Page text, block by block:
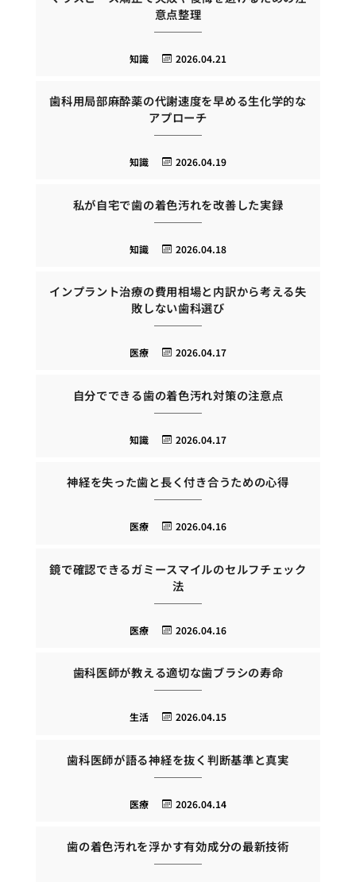
意点整理
2026.04.21
知識
歯科用局部麻酔薬の代謝速度を早める生化学的な
アプローチ
2026.04.19
知識
私が自宅で歯の着色汚れを改善した実録
2026.04.18
知識
インプラント治療の費用相場と内訳から考える失
敗しない歯科選び
2026.04.17
医療
自分でできる歯の着色汚れ対策の注意点
2026.04.17
知識
神経を失った歯と長く付き合うための心得
2026.04.16
医療
鏡で確認できるガミースマイルのセルフチェック
法
2026.04.16
医療
歯科医師が教える適切な歯ブラシの寿命
2026.04.15
生活
歯科医師が語る神経を抜く判断基準と真実
2026.04.14
医療
歯の着色汚れを浮かす有効成分の最新技術